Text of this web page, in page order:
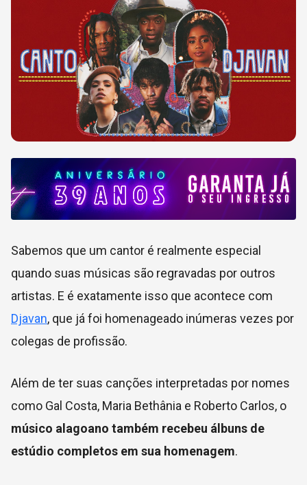
Sabemos que um cantor é realmente especial
quando suas músicas são regravadas por outros
artistas. E é exatamente isso que acontece com
Djavan, que já foi homenageado inúmeras vezes por
colegas de profissão.
Além de ter suas canções interpretadas por nomes
como Gal Costa, Maria Bethânia e Roberto Carlos, o
músico alagoano também recebeu álbuns de
estúdio completos em sua homenagem.